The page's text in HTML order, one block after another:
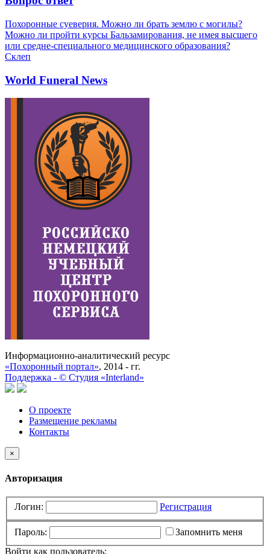
Похоронные суеверия. Можно ли брать землю с могилы?
Можно ли пройти курсы Бальзамирования, не имея высшего
или средне-специального медицинского образования?
Склеп
World Funeral News
Информационно-аналитический ресурс
«Похоронный портал», 2014 - гг.
Поддержка - © Cтудия «Interland»
О проекте
Размещение рекламы
Контакты
×
Авторизация
Логин: Регистрация
Пароль:
Запомнить меня
Войти как пользователь: